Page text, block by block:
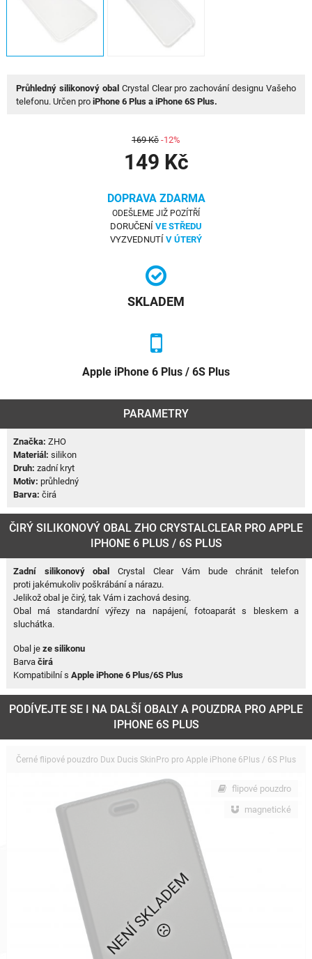
Průhledný silikonový obalCrystal Clear pro zachování designu Vašeho
telefonu. Určen proiPhone 6 Plus a iPhone 6S Plus.
169 Kč -12%
149 Kč
DOPRAVA ZDARMA
ODEŠLEME JIŽ POZÍTŘÍ
DORUČENÍ VE STŘEDU
VYZVEDNUTÍ V ÚTERÝ
SKLADEM
Apple iPhone 6 Plus / 6S Plus
PARAMETRY
Značka: ZHO
Materiál: silikon
Druh: zadní kryt
Motiv: průhledný
Barva: čirá
ČIRÝ SILIKONOVÝ OBAL ZHO CRYSTALCLEAR PRO APPLE
IPHONE 6 PLUS / 6S PLUS
Zadní silikonový obal
Crystal Clear Vám bude chránit telefon
proti jakémukoliv poškrábání a nárazu.
Jelikož obal je čirý, tak Vám i zachová desing.
Obal má standardní výřezy na napájení, fotoaparát s bleskem a
sluchátka.
Obal je ze silikonu
Barva čirá
Kompatibilní s Apple iPhone 6 Plus/6S Plus
PODÍVEJTE SE I NA DALŠÍ OBALY A POUZDRA PRO APPLE
IPHONE 6S PLUS
Černé flipové pouzdro Dux Ducis SkinPro pro Apple iPhone 6Plus / 6S Plus
flipové pouzdro
magnetické
NENÍ SKLADEM